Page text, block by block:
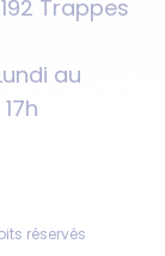
Trappes
au
réservés